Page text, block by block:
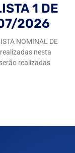
1 DE
2026
NOMINAL DE
nesta
realizadas